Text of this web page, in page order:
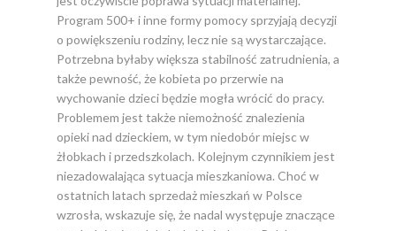
Program 500+ i inne formy pomocy sprzyjają decyzji
o powiększeniu rodziny, lecz nie są wystarczające.
Potrzebna byłaby większa stabilność zatrudnienia, a
także pewność, że kobieta po przerwie na
wychowanie dzieci będzie mogła wrócić do pracy.
Problemem jest także niemożność znalezienia
opieki nad dzieckiem, w tym niedobór miejsc w
żłobkach i przedszkolach. Kolejnym czynnikiem jest
niezadowalająca sytuacja mieszkaniowa. Choć w
ostatnich latach sprzedaż mieszkań w Polsce
wzrosła, wskazuje się, że nadal występuje znaczące